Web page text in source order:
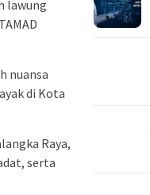
lawung
nuansa
di Kota
Raya,
serta